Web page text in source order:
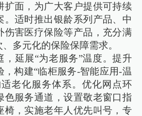
扩面，为广大客户提供可持续
。适时推出银龄系列产品、中
伤害医疗保险等产品，充分满
多元化的保险保障需求。
，延展“为老服务”温度。提升
，构建“临柜服务-智能应用-温
老化服务体系。优化网点环
色服务通道，设置敬老窗口指
椅，实施老年人优先叫号，专